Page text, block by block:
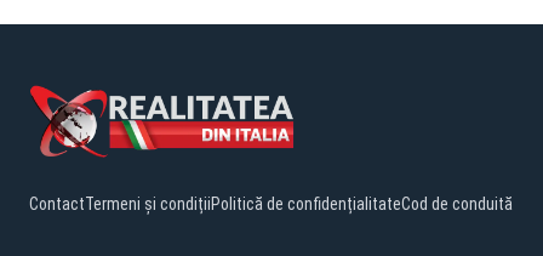
ContactTermeni și condițiiPolitică de confidențialitateCod de conduită